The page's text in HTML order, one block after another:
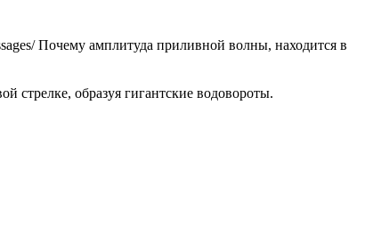
Почему амплитуда приливной волны, нах­одится в
стрелке, образуя гигантские водово­роты.